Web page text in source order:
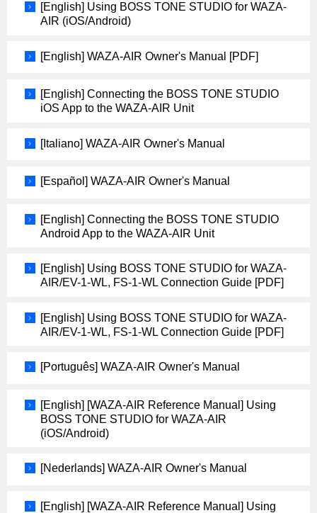
[English] Using BOSS TONE STUDIO for WAZA-
AIR (iOS/Android)
[English] WAZA-AIR Owner's Manual [PDF]
[English] Connecting the BOSS TONE STUDIO
iOS App to the WAZA-AIR Unit
[Italiano] WAZA-AIR Owner's Manual
[Español] WAZA-AIR Owner's Manual
[English] Connecting the BOSS TONE STUDIO
Android App to the WAZA-AIR Unit
[English] Using BOSS TONE STUDIO for WAZA-
AIR/EV-1-WL, FS-1-WL Connection Guide [PDF]
[English] Using BOSS TONE STUDIO for WAZA-
AIR/EV-1-WL, FS-1-WL Connection Guide [PDF]
[Português] WAZA-AIR Owner's Manual
[English] [WAZA-AIR Reference Manual] Using
BOSS TONE STUDIO for WAZA-AIR
(iOS/Android)
[Nederlands] WAZA-AIR Owner's Manual
[English] [WAZA-AIR Reference Manual] Using